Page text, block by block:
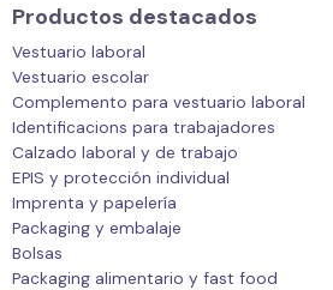
Productos destacados
Vestuario laboral
Vestuario escolar
Complemento para vestuario laboral
Identificacions para trabajadores
Calzado laboral y de trabajo
EPIS y protección individual
Imprenta y papelería
Packaging y embalaje
Bolsas
Packaging alimentario y fast food